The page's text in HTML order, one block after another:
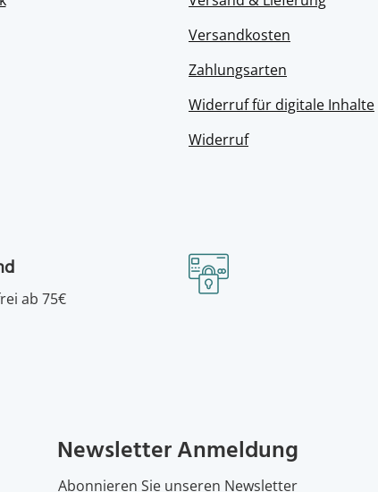
Versandkosten
Zahlungsarten
Widerruf für digitale Inhalte
Widerruf
ab 75€
Newsletter Anmeldung
Abonnieren Sie unseren Newsletter